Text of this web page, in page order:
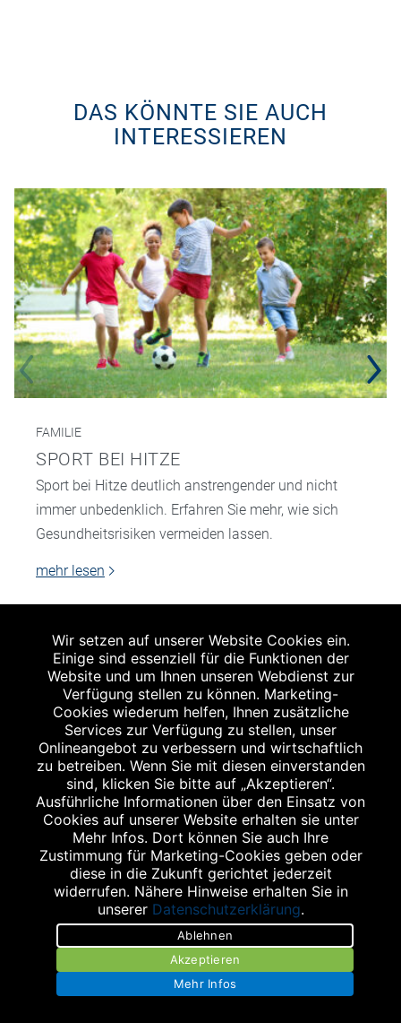
DAS KÖNNTE SIE AUCH
INTERESSIEREN
FAMILIE
SPORT BEI HITZE
Sport bei Hitze deutlich anstrengender und nicht
immer unbedenklich. Erfahren Sie mehr, wie sich
Gesundheitsrisiken vermeiden lassen.
mehr lesen
Wir setzen auf unserer Website Cookies ein.
Einige sind essenziell für die Funktionen der
Website und um Ihnen unseren Webdienst zur
Verfügung stellen zu können. Marketing-
Cookies wiederum helfen, Ihnen zusätzliche
Services zur Verfügung zu stellen, unser
Onlineangebot zu verbessern und wirtschaftlich
zu betreiben. Wenn Sie mit diesen einverstanden
sind, klicken Sie bitte auf „Akzeptieren“.
Ausführliche Informationen über den Einsatz von
Cookies auf unserer Website erhalten sie unter
Mehr Infos. Dort können Sie auch Ihre
Zustimmung für Marketing-Cookies geben oder
diese in die Zukunft gerichtet jederzeit
widerrufen. Nähere Hinweise erhalten Sie in
unserer Datenschutzerklärung.
Ablehnen
Akzeptieren
Mehr Infos